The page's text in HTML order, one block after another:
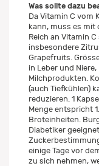
Was sollte dazu
Da Vitamin C vom
kann, muss es mit
Reich an Vitamin
insbesondere
Grapefruits.
in Leber und
Milchprodukten.
(auch Tiefkühlen)
reduzieren. 1
Menge entspricht
Broteinheiten.
Diabetiker
einige Tage vor
zu sich nehmen,